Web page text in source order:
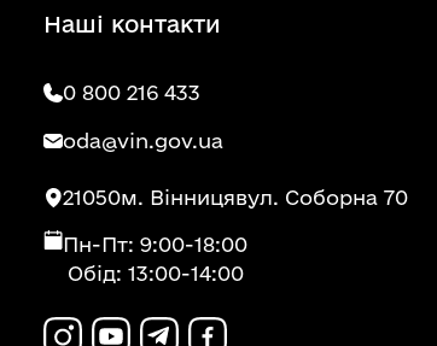
Наші контакти
0 800 216 433
oda@vin.gov.ua
21050м. Вінницявул. Соборна 70
Пн-Пт: 9:00-18:00
Обід: 13:00-14:00